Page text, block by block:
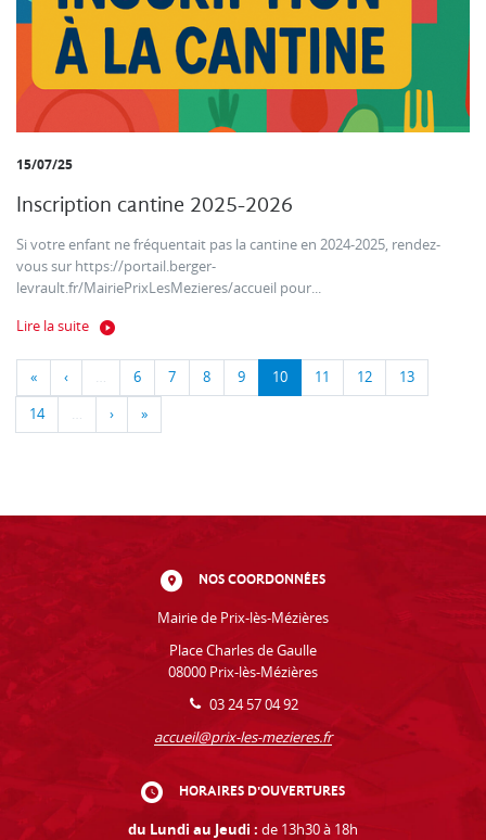
15/07/25
Inscription cantine 2025-2026
Si votre enfant ne fréquentait pas la cantine en 2024-2025, rendez-
vous sur https://portail.berger-
levrault.fr/MairiePrixLesMezieres/accueil pour...
Lire la suite
« ‹ … 6 7 8 9 10 11 12 13
14 … › »
NOS COORDONNÉES
Mairie de Prix-lès-Mézières
Place Charles de Gaulle
08000 Prix-lès-Mézières
03 24 57 04 92
accueil@prix-les-mezieres.fr
HORAIRES D'OUVERTURES
du Lundi au Jeudi : de 13h30 à 18h